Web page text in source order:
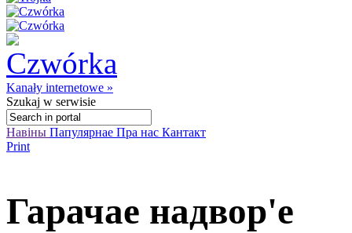
Kanały internetowe »
Szukaj w serwisie
Навіны Папулярнае Пра нас Кантакт
Print
Гарачае надвор'е